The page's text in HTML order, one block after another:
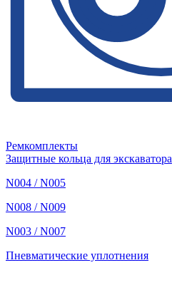
Ремкомплекты
Защитные кольца для экскаватора
N004 / N005
N008 / N009
N003 / N007
Пневматические уплотнения